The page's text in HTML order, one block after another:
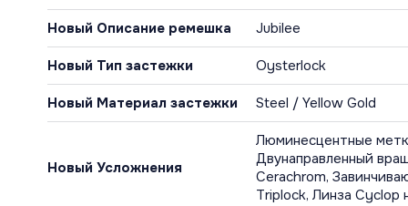
Новый Описание ремешка Jubilee
Новый Тип застежки Oysterlock
Новый Материал застежки Steel / Yellow Gold
Новый Усложнения
Люминесцентные
Двунаправленный
Cerachrom,
Triplock, Линза Cyclop